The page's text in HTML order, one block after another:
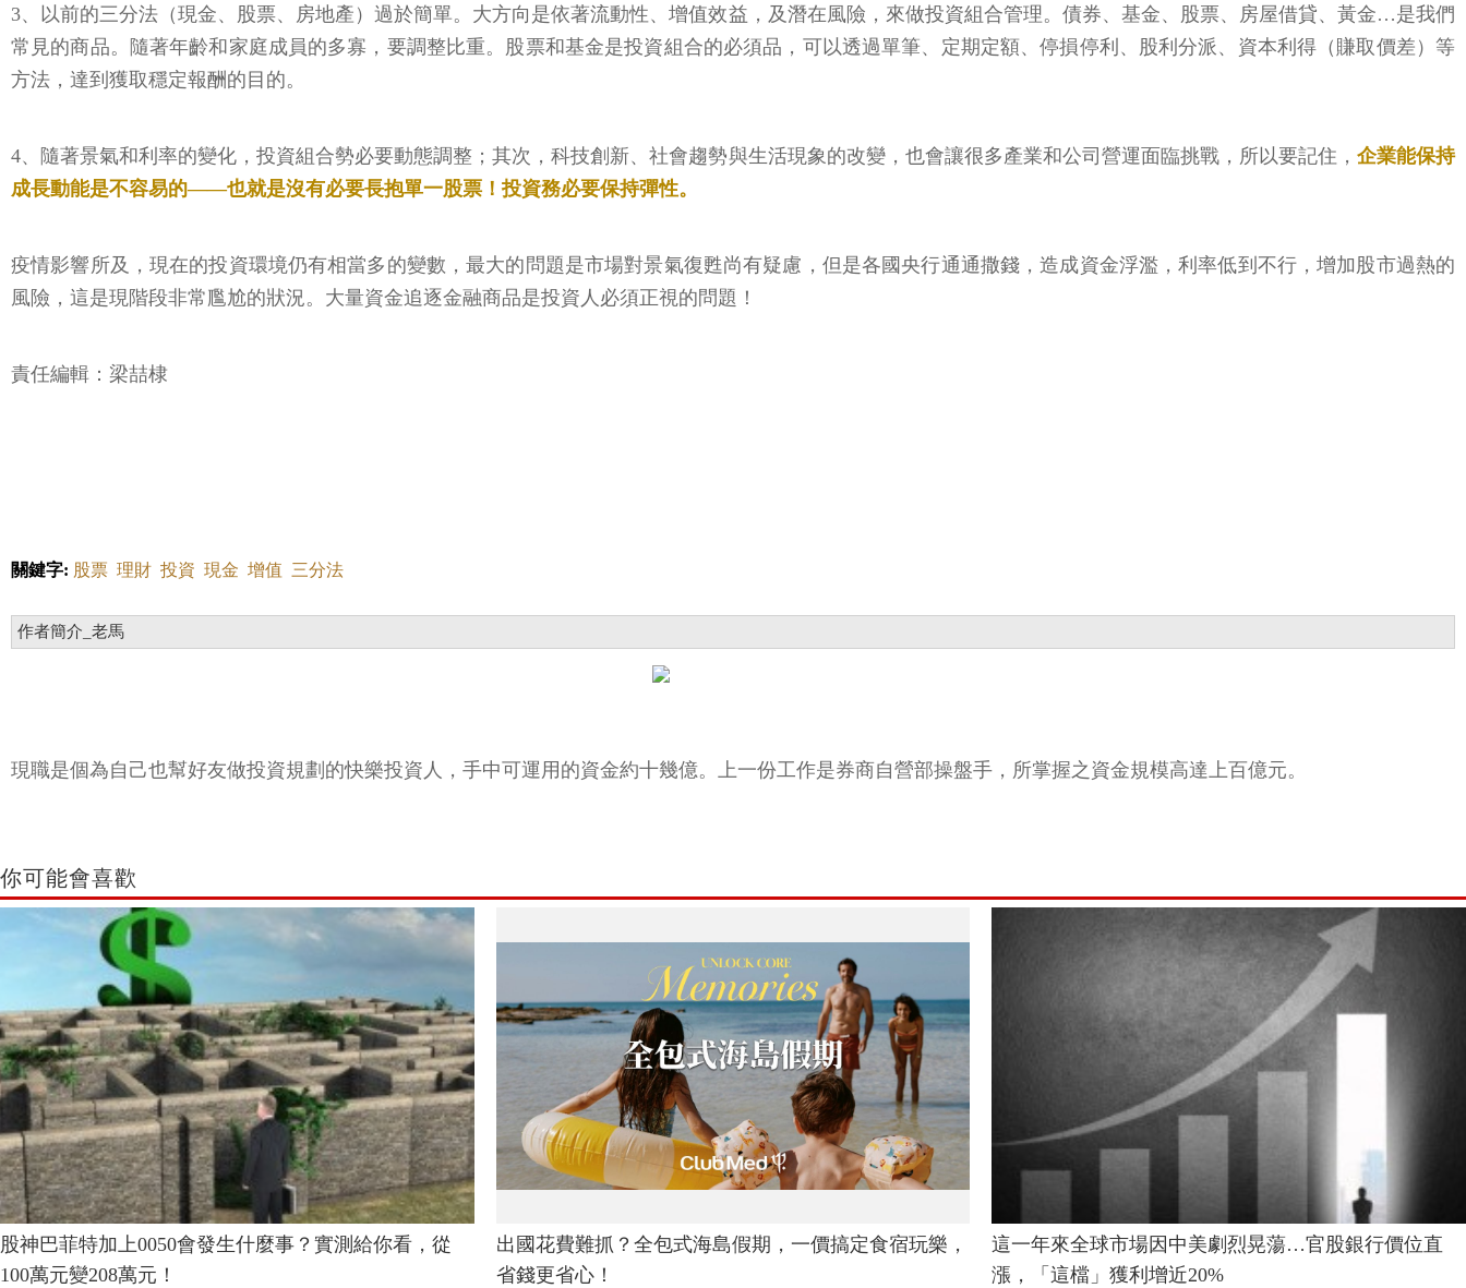
3、以前的三分法（現金、股票、房地產）過於簡單。大方向是依著流動性、增值效益，及潛在風險，來做投資組合管理。債券、基金、股票、房屋借貸、黃金…是我們
常見的商品。隨著年齡和家庭成員的多寡，要調整比重。股票和基金是投資組合的必須品，可以透過單筆、定期定額、停損停利、股利分派、資本利得（賺取價差）等
方法，達到獲取穩定報酬的目的。
4、隨著景氣和利率的變化，投資組合勢必要動態調整；其次，科技創新、社會趨勢與生活現象的改變，也會讓很多產業和公司營運面臨挑戰，所以要記住， 企業能保持
成長動能是不容易的——也就是沒有必要長抱單一股票！投資務必要保持彈性。
疫情影響所及，現在的投資環境仍有相當多的變數，最大的問題是市場對景氣復甦尚有疑慮，但是各國央行通通撒錢，造成資金浮濫，利率低到不行，增加股市過熱的
風險，這是現階段非常尶尬的狀況。大量資金追逐金融商品是投資人必須正視的問題！
責任編輯：梁喆棣
關鍵字: 股票 理財 投資 現金 增值 三分法
作者簡介_老馬
現職是個為自己也幫好友做投資規劃的快樂投資人，手中可運用的資金約十幾億。上一份工作是券商自營部操盤手，所掌握之資金規模高達上百億元。
你可能會喜歡
股神巴菲特加上0050會發生什麼事？實測給你看，從
100萬元變208萬元！
出國花費難抓？全包式海島假期，一價搞定食宿玩樂，
省錢更省心！
這一年來全球市場因中美劇烈晃蕩…官股銀行價位直
漲，「這檔」獲利增近20%